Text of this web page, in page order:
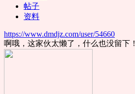
帖子
资料
https://www.dmdjz.com/user/54660
啊哦，这家伙太懒了，什么也没留下！